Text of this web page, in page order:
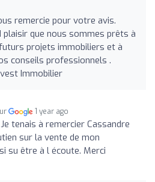
remercie pour votre avis.
plaisir que nous sommes prêts à
projets immobiliers et à
conseils professionnels .
Immobilier
1 year ago
Je tenais à remercier Cassandre
sur la vente de mon
su être à l écoute. Merci